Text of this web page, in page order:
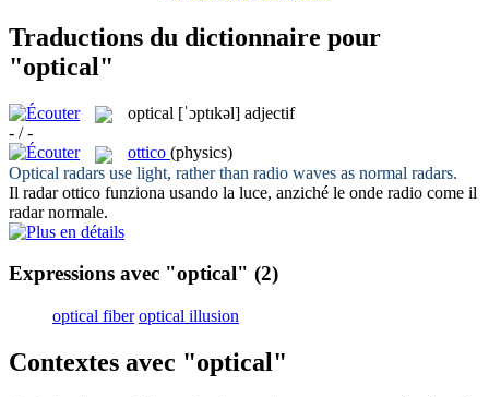
Traductions du dictionnaire pour
"optical"
optical [ˈɔptɪkəl] adjectif
- / -
ottico (physics)
Optical radars use light, rather than radio waves as normal radars.
Il radarottico funziona usando la luce, anziché le onde radio come il
radar normale.
Expressions avec "optical" (2)
optical fiber optical illusion
Contextes avec "optical"